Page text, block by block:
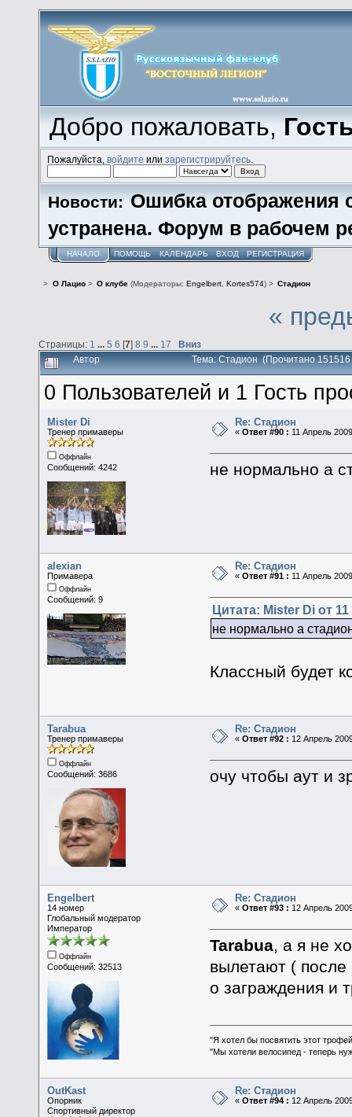
Добро пожаловать,
Пожалуйста,войдите илизарегистрируйтесь
Новости: Ошибка отображения
устранена. Форум в рабочем
НАЧАЛО ПОМОЩЬ КАЛЕНДАРЬ ВХОД РЕГИСТРАЦИЯ
> О Лацио> О клубе(Модераторы: Engelbert, Kortes574) > Стадион
«
Страницы: 1 5 6 [7] 8 9 17 Вниз
Автор Тема: Стадион (Прочитано 151516
0 Пользователей и 1 Гость
Mister Di
Тренер примаверы
Оффлайн
Сообщений: 4242
Re: Стадион
«Ответ #90 : 11 Апрель
не нормально а
alexian
Примавера
Оффлайн
Сообщений: 9
Re: Стадион
«Ответ #91 : 11 Апрель
Цитата: Mister Di от
не нормально а
Классный будет
Tarabua
Тренер примаверы
Оффлайн
Сообщений: 3686
Re: Стадион
«Ответ #92 : 12 Апрель
очу чтобы аут и
Engelbert
14 номер
Глобальный модератор
Император
Оффлайн
Сообщений: 32513
Re: Стадион
«Ответ #93 : 12 Апрель
Tarabua, а я не
вылетают ( после
о заграждения и
"Я хотел бы посвятить этот
"Мы хотели велосипед - теперь
OutKast
Опорник
Спортивный директор
Re: Стадион
«Ответ #94 : 12 Апрель